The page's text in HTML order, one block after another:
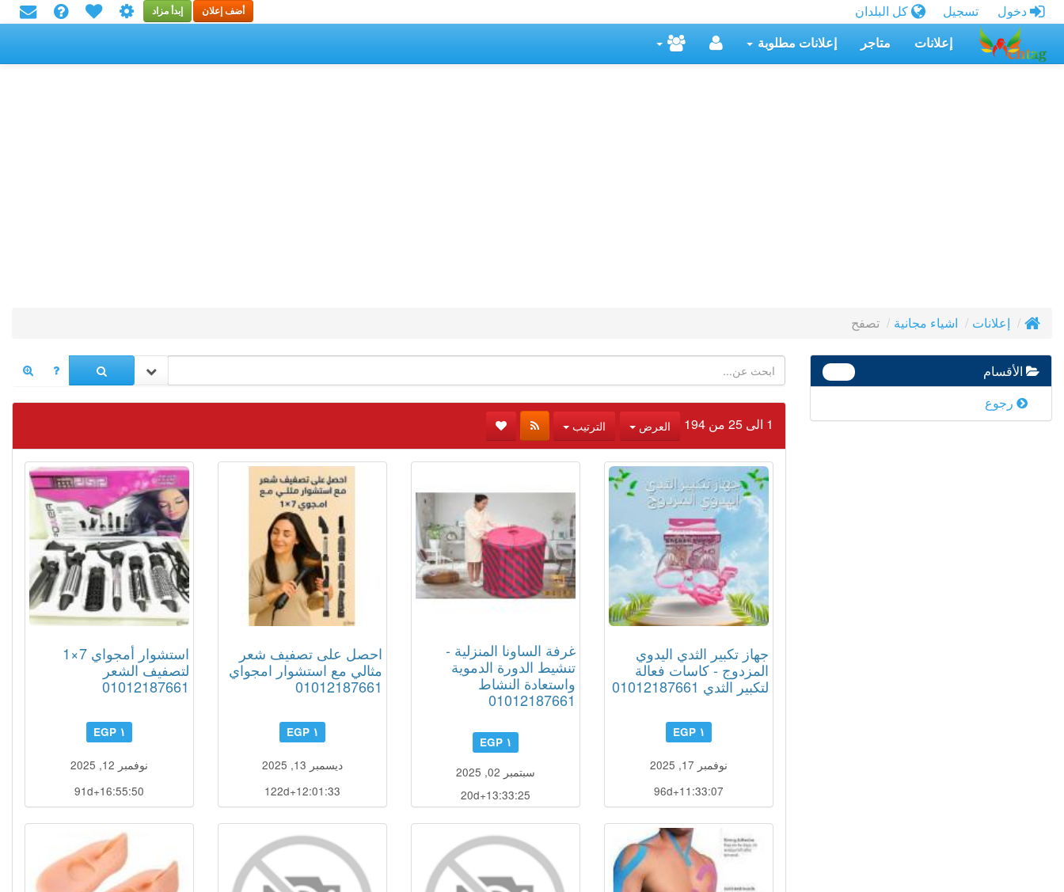
دخول تسجيل كل البلدان أضف إعلان إبدأ مزاد
إعلانات متاجر إعلانات مطلوبة
إعلانات اشياء مجانية تصفح
الأقسام
رجوع
1 الى 25 من 194 العرض الترتيب
جهاز تكبير الثدي اليدوي
المزدوج - كاسات فعالة
لتكبير الثدي 01012187661
١ EGP
نوفمبر 17, 2025
96d+11:33:06
غرفة الساونا المنزلية -
تنشيط الدورة الدموية
واستعادة النشاط
01012187661
١ EGP
سبتمبر 02, 2025
20d+13:33:24
احصل على تصفيف شعر
مثالي مع استشوار امجواي
01012187661
١ EGP
ديسمبر 13, 2025
122d+12:01:32
استشوار أمجواي 7×1
لتصفيف الشعر
01012187661
١ EGP
نوفمبر 12, 2025
91d+16:55:49